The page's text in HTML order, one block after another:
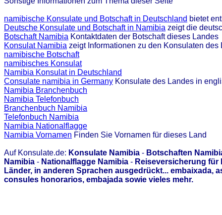
namibische Konsulate und Botschaft in Deutschland bietet
Deutsche Konsulate und Botschaft in Namibia zeigt die
Botschaft Namibia Kontaktdaten der Botschaft dieses Landes
Konsulat Namibia zeigt Informationen zu den Konsulaten des
namibische Botschaft
namibisches Konsulat
Namibia Konsulat in Deutschland
Consulate namibia in Germany Konsulate des Landes in
Namibia Branchenbuch
Namibia Telefonbuch
Branchenbuch Namibia
Telefonbuch Namibia
Namibia Nationalflagge
Namibia Vornamen Finden Sie Vornamen für dieses Land
Auf Konsulate.de: Konsulate Namibia - Botschaften
Namibia - Nationalflagge Namibia - Reiseversicherung für
Länder, in anderen Sprachen ausgedrückt...
consules honorarios, embajada sowie vieles mehr.